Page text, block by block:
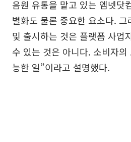
음원 유통을 맡고 있는 엠넷닷
별화도 물론 중요한 요소다.
및 출시하는 것은 플랫폼 사업
수 있는 것은 아니다. 소비자
능한 일”이라고 설명했다.